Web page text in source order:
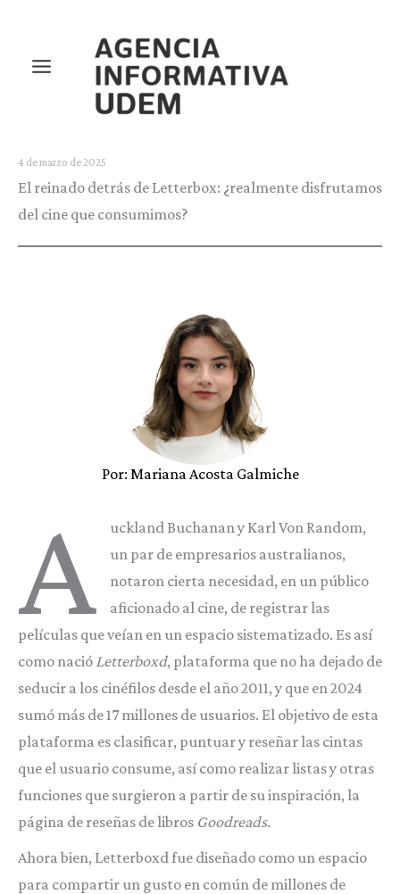
contenido
4 de marzo de 2025
El reinado detrás de Letterbox: ¿realmente disfrutamos
del cine que consumimos?
Por: Mariana Acosta Galmiche
A
uckland Buchanan y Karl Von Random,
un par de empresarios australianos,
notaron cierta necesidad, en un público
aficionado al cine, de registrar las
películas que veían en un espacio sistematizado. Es así
como nació Letterboxd, plataforma que no ha dejado de
seducir a los cinéfilos desde el año 2011, y que en 2024
sumó más de 17 millones de usuarios. El objetivo de esta
plataforma es clasificar, puntuar y reseñar las cintas
que el usuario consume, así como realizar listas y otras
funciones que surgieron a partir de su inspiración, la
página de reseñas de libros Goodreads.
Ahora bien, Letterboxd fue diseñado como un espacio
para compartir un gusto en común de millones de